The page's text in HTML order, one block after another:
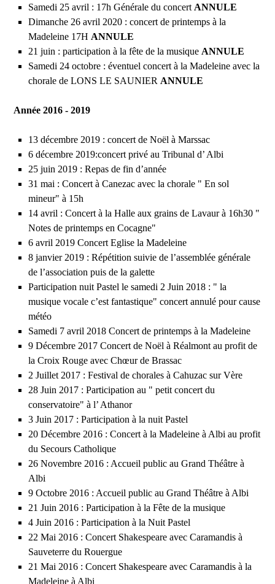
Samedi 25 avril : 17h Générale du concert ANNULE
Dimanche 26 avril 2020 : concert de printemps à la
Madeleine 17H ANNULE
21 juin : participation à la fête de la musique ANNULE
Samedi 24 octobre : éventuel concert à la Madeleine avec la
chorale de LONS LE SAUNIER ANNULE
Année 2016 - 2019
13 décembre 2019 : concert de Noël à Marssac
6 décembre 2019:concert privé au Tribunal d’ Albi
25 juin 2019 : Repas de fin d’année
31 mai : Concert à Canezac avec la chorale " En sol
mineur" à 15h
14 avril : Concert à la Halle aux grains de Lavaur à 16h30 "
Notes de printemps en Cocagne"
6 avril 2019 Concert Eglise la Madeleine
8 janvier 2019 : Répétition suivie de l’assemblée générale
de l’association puis de la galette
Participation nuit Pastel le samedi 2 Juin 2018 : " la
musique vocale c’est fantastique" concert annulé pour cause
météo
Samedi 7 avril 2018 Concert de printemps à la Madeleine
9 Décembre 2017 Concert de Noël à Réalmont au profit de
la Croix Rouge avec Chœur de Brassac
2 Juillet 2017 : Festival de chorales à Cahuzac sur Vère
28 Juin 2017 : Participation au " petit concert du
conservatoire" à l’ Athanor
3 Juin 2017 : Participation à la nuit Pastel
20 Décembre 2016 : Concert à la Madeleine à Albi au profit
du Secours Catholique
26 Novembre 2016 : Accueil public au Grand Théâtre à
Albi
9 Octobre 2016 : Accueil public au Grand Théâtre à Albi
21 Juin 2016 : Participation à la Fête de la musique
4 Juin 2016 : Participation à la Nuit Pastel
22 Mai 2016 : Concert Shakespeare avec Caramandis à
Sauveterre du Rouergue
21 Mai 2016 : Concert Shakespeare avec Caramandis à la
Madeleine à Albi